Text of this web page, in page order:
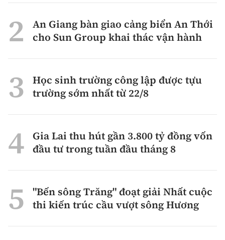
An Giang bàn giao cảng biển An Thới
cho Sun Group khai thác vận hành
Học sinh trường công lập được tựu
trường sớm nhất từ 22/8
Gia Lai thu hút gần 3.800 tỷ đồng vốn
đầu tư trong tuần đầu tháng 8
"Bến sông Trăng" đoạt giải Nhất cuộc
thi kiến trúc cầu vượt sông Hương